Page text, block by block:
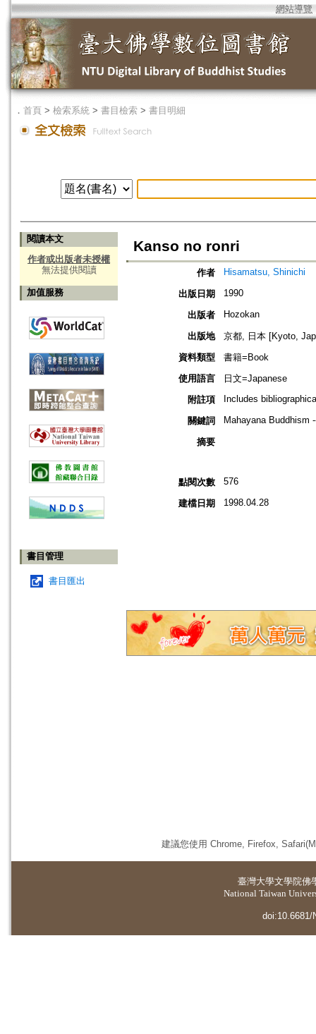
網站導覽
． 首頁 > 檢索系統 > 書目檢索 > 書目明細
閱讀本文
作者或出版者未授權
無法提供閱讀
加值服務
書目管理
書目匯出
Kanso no ronri
作者 Hisamatsu, Shinichi
出版日期 1990
出版者 Hozokan
出版地
京都, 日本 [Kyoto,
資料類型
書籍=Book
使用語言
日文=Japanese
附註項
Includes
關鍵詞 Mahayana Buddhism
摘要
點閱次數 576
建檔日期 1998.04.28
建議您使用 Chrome, Firefox,
臺灣大學文學院佛
National Taiwan
doi:10.6681/